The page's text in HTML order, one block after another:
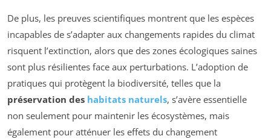
De plus, les preuves scientifiques montrent que les espèces
incapables de s’adapter aux changements rapides du climat
risquent l’extinction, alors que des zones écologiques saines
sont plus résilientes face aux perturbations. L’adoption de
pratiques qui protègent la biodiversité, telles que la
préservation des habitats naturels, s’avère essentielle
non seulement pour maintenir les écosystèmes, mais
également pour atténuer les effets du changement